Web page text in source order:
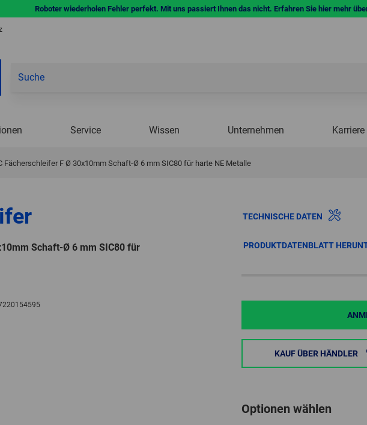
Roboter wiederholen Fehler perfekt. Mit uns passiert Ihnen das nicht. Erfahren Sie hier mehr
Service Wissen Unternehmen Karriere
Fächerschleifer F Ø 30x10mm Schaft-Ø 6 mm SIC80 für harte NE Metalle
Schaft-Ø 6 mm SIC80 für
TECHNISCHE DATEN
PRODUKTDATENBLATT
KAUF ÜBER HÄNDLER
Optionen wählen